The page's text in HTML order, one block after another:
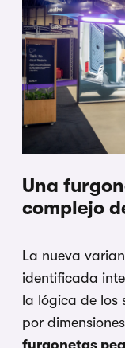
Una
complejo
La nueva
identificada
la lógica de los
por
furgonetas